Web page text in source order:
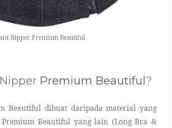
Nipper Premium Beautiful
Premium Beautiful ?
Beautiful dibuat daripada material yang
Premium Beautiful yang lain (Long Bra &